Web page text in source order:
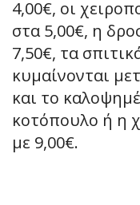
4,00€, οι
στα 5,00€, η
7,50€, τα
κυμαίνονται
και το
κοτόπουλο ή η
με 9,00€.